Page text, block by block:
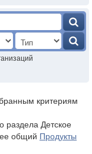
критериям
раздела Детское
общий Продукты